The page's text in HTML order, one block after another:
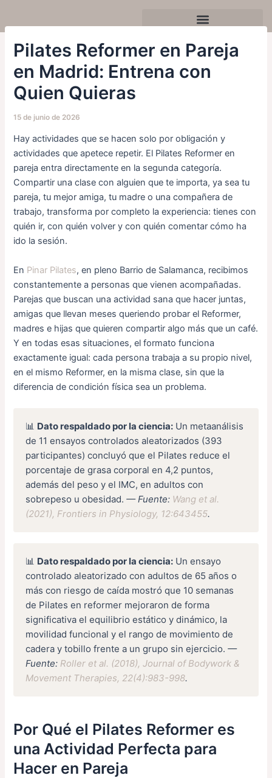
contenido
Pilates Reformer en Pareja
en Madrid: Entrena con
Quien Quieras
15 de junio de 2026
Hay actividades que se hacen solo por obligación y
actividades que apetece repetir. El Pilates Reformer en
pareja entra directamente en la segunda categoría.
Compartir una clase con alguien que te importa, ya sea tu
pareja, tu mejor amiga, tu madre o una compañera de
trabajo, transforma por completo la experiencia: tienes con
quién ir, con quién volver y con quién comentar cómo ha
ido la sesión.
En Pinar Pilates, en pleno Barrio de Salamanca, recibimos
constantemente a personas que vienen acompañadas.
Parejas que buscan una actividad sana que hacer juntas,
amigas que llevan meses queriendo probar el Reformer,
madres e hijas que quieren compartir algo más que un café.
Y en todas esas situaciones, el formato funciona
exactamente igual: cada persona trabaja a su propio nivel,
en el mismo Reformer, en la misma clase, sin que la
diferencia de condición física sea un problema.
📊 Dato respaldado por la ciencia: Un metaanálisis
de 11 ensayos controlados aleatorizados (393
participantes) concluyó que el Pilates reduce el
porcentaje de grasa corporal en 4,2 puntos,
además del peso y el IMC, en adultos con
sobrepeso u obesidad.— Fuente: Wang et al.
(2021), Frontiers in Physiology, 12:643455.
📊 Dato respaldado por la ciencia: Un ensayo
controlado aleatorizado con adultos de 65 años o
más con riesgo de caída mostró que 10 semanas
de Pilates en reformer mejoraron de forma
significativa el equilibrio estático y dinámico, la
movilidad funcional y el rango de movimiento de
cadera y tobillo frente a un grupo sin ejercicio.—
Fuente: Roller et al. (2018), Journal of Bodywork &
Movement Therapies, 22(4):983-998.
Por Qué el Pilates Reformer es
una Actividad Perfecta para
Hacer en Pareja
entradas